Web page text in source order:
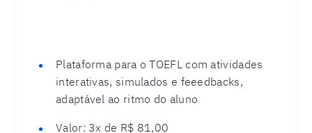
Plataforma para o TOEFL com atividades
interativas, simulados e feeedbacks,
adaptável ao ritmo do aluno
Valor: 3x de R$ 81,00